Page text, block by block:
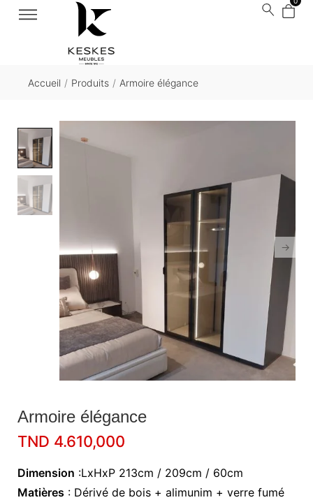
Accueil / Produits / Armoire élégance
Armoire élégance
TND 4.610,000
Dimension :LxHxP 213cm / 209cm / 60cm
Matières : Dérivé de bois + alimunim + verre fumé